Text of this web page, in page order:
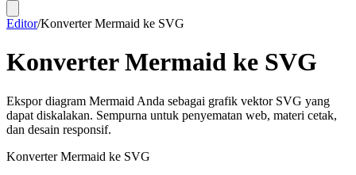
Editor/Konverter Mermaid ke SVG
Konverter Mermaid ke SVG
Ekspor diagram Mermaid Anda sebagai grafik vektor SVG yang
dapat diskalakan. Sempurna untuk penyematan web, materi cetak,
dan desain responsif.
Konverter Mermaid ke SVG